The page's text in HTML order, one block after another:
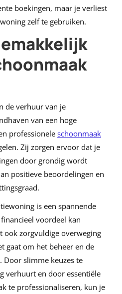
boekingen, maar je verliest
zelf te gebruiken.
de verhuur van je
van een hoge
professionele schoonmaak
Zij zorgen ervoor dat je
door grondig wordt
positieve beoordelingen en
is een spannende
voordeel kan
ook zorgvuldige overweging
gaat om het beheer en de
Door slimme keuzes te
verhuurt en door essentiële
te professionaliseren, kun je